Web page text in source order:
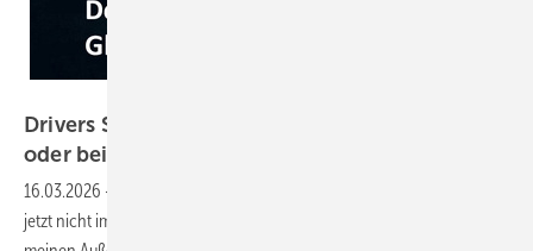
Drivers Seat 40: Die Tore fallen im Vertrieb –
oder beim
16.03.2026 -
jetzt nicht im Vertrieb punktet, verliert Marktanteile. Wie schaffe ich es,